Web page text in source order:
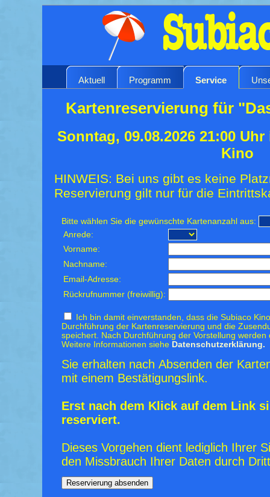
Aktuell Programm Service
Kartenreservierung für
Sonntag, 09.08.2026 21:00
Kino
HINWEIS: Bei uns gibt es keine
Reservierung gilt nur für die
Bitte wählen Sie die gewünschte Kartenanzahl aus:
Anrede:
Vorname:
Nachname:
Email-Adresse:
Rückrufnummer (freiwillig):
Ich bin damit einverstanden, dass die Subiaco
Durchführung der Kartenreservierung und die
speichert. Nach Durchführung der Vorstellung
Weitere Informationen siehe Datenschutzerklärung.
Sie erhalten nach Absenden der
mit einem Bestätigungslink.
Erst nach dem Klick auf dem Link
reserviert.
Dieses Vorgehen dient lediglich Ihrer
den Missbrauch Ihrer Daten durch